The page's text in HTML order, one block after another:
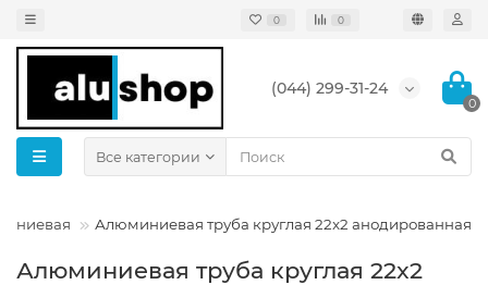
0 0
(044) 299-31-24
0
Все категории
Алюминиевая труба круглая 22x2 анодированная
Алюминиевая труба круглая 22x2